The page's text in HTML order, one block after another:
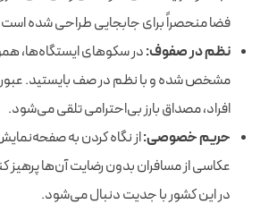
فضا منحصراً برای جابجایی طراحی شده
نظم در صفوف:در سکوهای ایستگاه‌ها،
مشخص شده و با نظم در صف بایستید.
افراد، مصداق بارز بی‌احترامی تلقی می‌شود.
حریم خصوصی:از نگاه کردن به
عکاسی از مسافران بدون رضایت آن‌ها
در این کشور با جدیت دنبال می‌شود.